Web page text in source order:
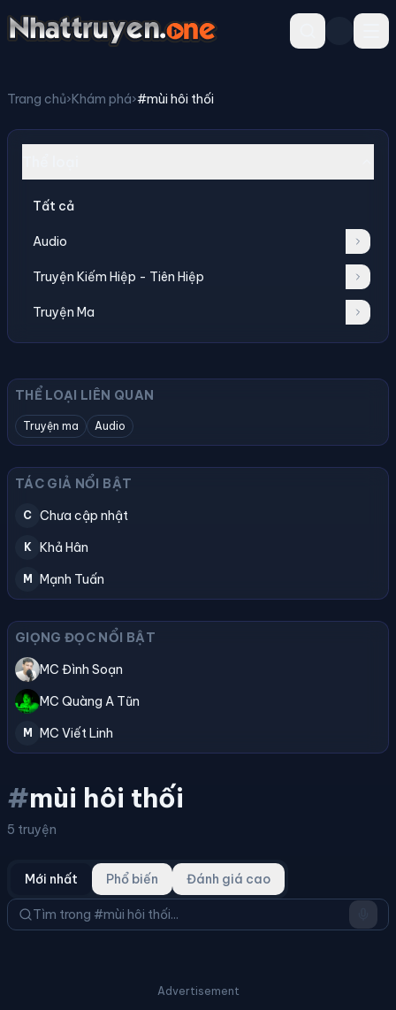
Trang chủ›Khám phá›#mùi hôi thối
Tất cả
Audio
Truyện Kiếm Hiệp - Tiên Hiệp
Truyện Ma
THỂ LOẠI LIÊN QUAN
Truyện ma Audio
TÁC GIẢ NỔI BẬT
C Chưa cập nhật
K Khả Hân
M Mạnh Tuấn
GIỌNG ĐỌC NỔI BẬT
MC Đình Soạn
MC Quàng A Tũn
M MC Viết Linh
#mùi hôi thối
5 truyện
Mới nhất Phổ biến Đánh giá cao
Advertisement